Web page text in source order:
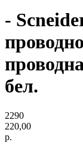
-
бел.
2290
220,00
р.